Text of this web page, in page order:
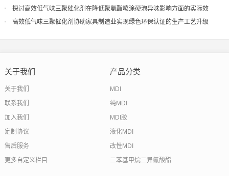
探讨高效低气味三聚催化剂在降低聚氨酯喷涂硬泡异味影响方面的实际效
果
高效低气味三聚催化剂协助家具制造业实现绿色环保认证的生产工艺升级
关于我们
关于我们
联系我们
加入我们
定制协议
售后服务
更多自定义栏目
产品分类
MDI
纯MDI
MDI胶
液化MDI
改性MDI
二苯基甲烷二异氰酸酯